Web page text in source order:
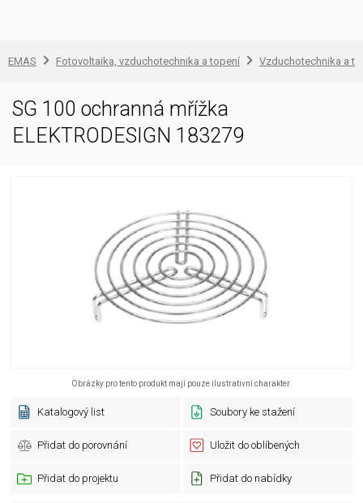
EMAS Fotovoltaika, vzduchotechnika a topení Vzduchotechnika a
SG 100 ochranná mřížka
ELEKTRODESIGN 183279
Obrázky pro tento produkt mají pouze ilustrativní charakter.
Katalogový list Soubory ke stažení
Přidat do porovnání Uložit do oblíbených
Přidat do projektu Přidat do nabídky